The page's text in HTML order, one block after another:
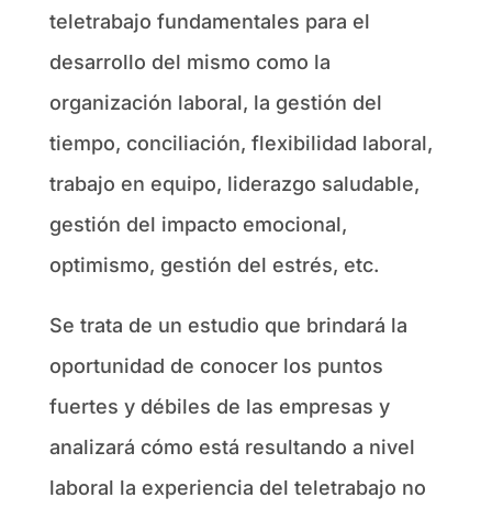
teletrabajo fundamentales para el
desarrollo del mismo como la
organización laboral, la gestión del
tiempo, conciliación, flexibilidad laboral,
trabajo en equipo, liderazgo saludable,
gestión del impacto emocional,
optimismo, gestión del estrés, etc.
Se trata de un estudio que brindará la
oportunidad de conocer los puntos
fuertes y débiles de las empresas y
analizará cómo está resultando a nivel
laboral la experiencia del teletrabajo no